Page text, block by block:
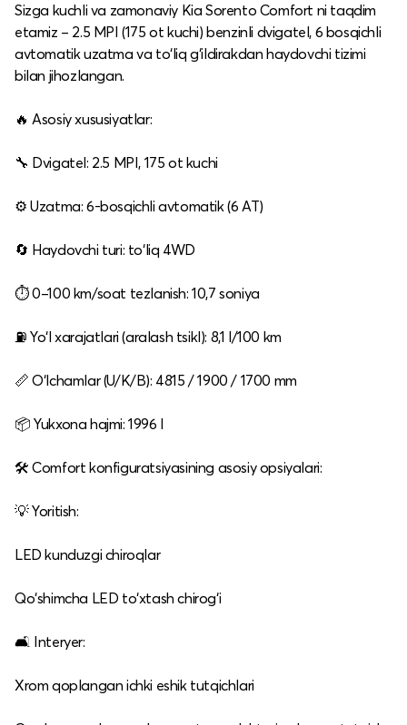
Sizga kuchli va zamonaviy Kia Sorento Comfort ni taqdim
etamiz – 2.5 MPI (175 ot kuchi) benzinli dvigatel, 6 bosqichli
avtomatik uzatma va to‘liq g‘ildirakdan haydovchi tizimi
bilan jihozlangan.
🔥 Asosiy xususiyatlar:
🔧 Dvigatel: 2.5 MPI, 175 ot kuchi
⚙️ Uzatma: 6‑bosqichli avtomatik (6 AT)
🔄 Haydovchi turi: to‘liq 4WD
⏱️ 0–100 km/soat tezlanish: 10,7 soniya
⛽ Yo‘l xarajatlari (aralash tsikl): 8,1 l/100 km
📏 O‘lchamlar (U/K/B): 4815 / 1900 / 1700 mm
📦 Yukxona hajmi: 1996 l
🛠️ Comfort konfiguratsiyasining asosiy opsiyalari:
💡 Yoritish:
LED kunduzgi chiroqlar
Qo‘shimcha LED to‘xtash chirog‘i
🛋️ Interyer:
Xrom qoplangan ichki eshik tutqichlari